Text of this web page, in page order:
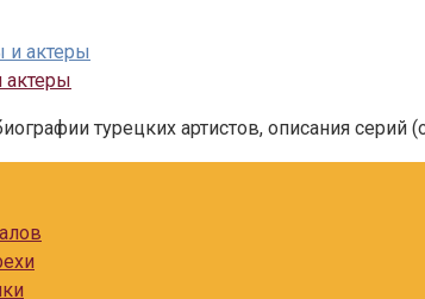
актеры
турецких артистов, описания серий